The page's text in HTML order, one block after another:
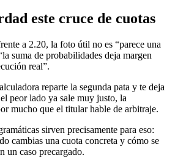
este cruce de cuotas
a 2.20, la foto útil no es “parece una
suma de probabilidades deja margen
real”.
reparte la segunda pata y te deja
peor lado ya sale muy justo, la
mucho que el titular hable de arbitraje.
sirven precisamente para eso:
cambias una cuota concreta y cómo se
un caso precargado.